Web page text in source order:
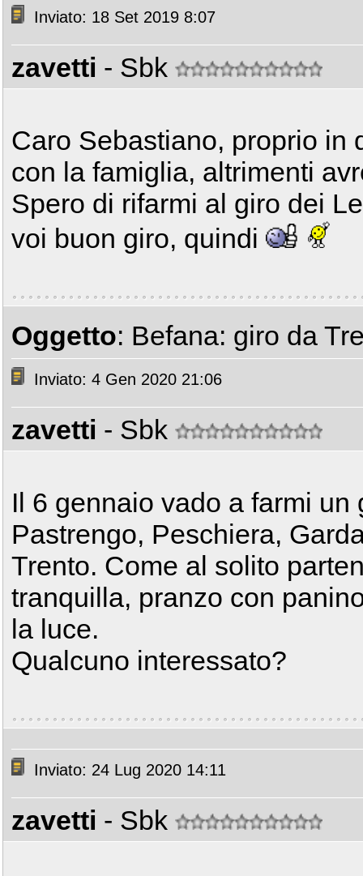
Inviato: 18 Set 2019 8:07
zavetti - Sbk
Caro Sebastiano, proprio in
con la famiglia, altrimenti
Spero di rifarmi al giro dei
voi buon giro, quindi
Oggetto: Befana: giro da
Inviato: 4 Gen 2020 21:06
zavetti - Sbk
Il 6 gennaio vado a farmi un
Pastrengo, Peschiera,
Trento. Come al solito
tranquilla, pranzo con
la luce.
Qualcuno interessato?
Inviato: 24 Lug 2020 14:11
zavetti - Sbk